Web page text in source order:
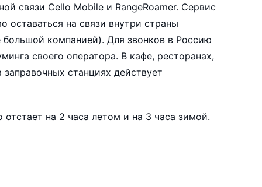
связи Cello Mobile и RangeRoamer. Сервис
оставаться на связи внутри страны
компанией). Для звонков в Россию
своего оператора. В кафе, ресторанах,
станциях действует
на 2 часа летом и на 3 часа зимой.